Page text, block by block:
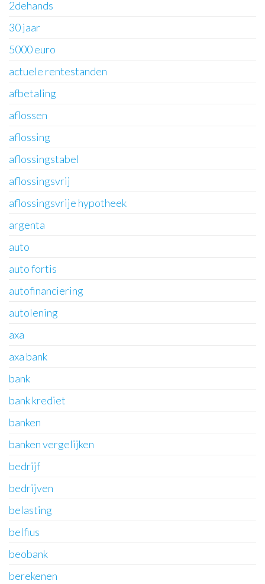
2dehands
30 jaar
5000 euro
actuele rentestanden
afbetaling
aflossen
aflossing
aflossingstabel
aflossingsvrij
aflossingsvrije hypotheek
argenta
auto
auto fortis
autofinanciering
autolening
axa
axa bank
bank
bank krediet
banken
banken vergelijken
bedrijf
bedrijven
belasting
belfius
beobank
berekenen